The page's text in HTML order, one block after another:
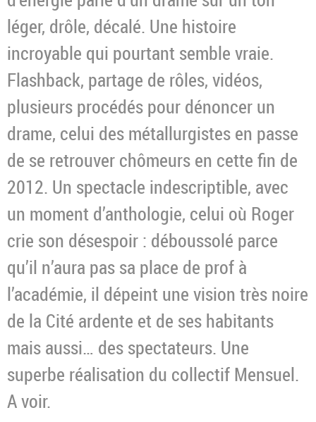
léger, drôle, décalé. Une histoire
incroyable qui pourtant semble vraie.
Flashback, partage de rôles, vidéos,
plusieurs procédés pour dénoncer un
drame, celui des métallurgistes en passe
de se retrouver chômeurs en cette fin de
2012. Un spectacle indescriptible, avec
un moment d’anthologie, celui où Roger
crie son désespoir : déboussolé parce
qu’il n’aura pas sa place de prof à
l’académie, il dépeint une vision très noire
de la Cité ardente et de ses habitants
mais aussi… des spectateurs. Une
superbe réalisation du collectif Mensuel.
A voir.